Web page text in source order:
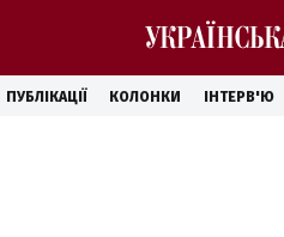
ПУБЛІКАЦІЇ КОЛОНКИ ІНТЕРВ'Ю